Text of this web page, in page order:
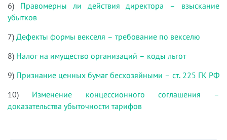
6) Правомерны ли действия директора – взыскание
убытков
7) Дефекты формы векселя – требование по векселю
8) Налог на имущество организаций – коды льгот
9) Признание ценных бумаг бесхозяйными – ст. 225 ГК РФ
10) Изменение концессионного соглашения –
доказательства убыточности тарифов